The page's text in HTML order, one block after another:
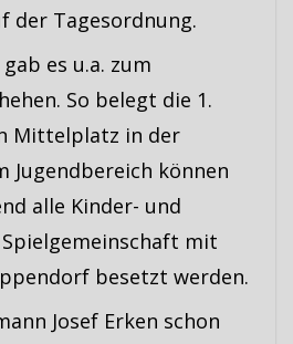
der Tagesordnung.
es u.a. zum
So belegt die 1.
Mittelplatz in der
Jugendbereich können
alle Kinder- und
Spielgemeinschaft mit
besetzt werden.
Josef Erken schon